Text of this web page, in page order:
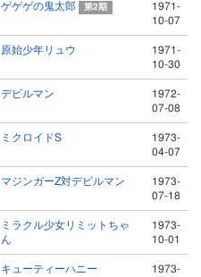
ゲゲゲの鬼太郎 第2期
1971-
10-07
原始少年リュウ
1971-
10-30
デビルマン
1972-
07-08
ミクロイドS
1973-
04-07
マジンガーZ対デビルマン
1973-
07-18
ミラクル少女リミットちゃ
ん
1973-
10-01
キューティーハニー
1973-